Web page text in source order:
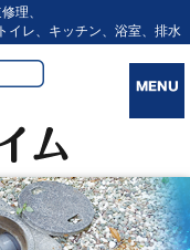
理、
レ、キッチン、浴室、排水